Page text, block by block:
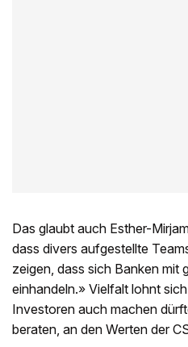
Das glaubt auch Esther-
dass divers aufgestellte
zeigen, dass sich Banken mit
einhandeln.» Vielfalt lohnt
Investoren auch machen
beraten, an den Werten der